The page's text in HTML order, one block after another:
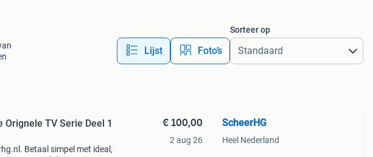
Lijst Foto’s
Sorteer op
Orignele TV Serie Deel 1
Betaal simpel met ideal,
€ 100,00
2 aug 26
ScheerHG
Heel Nederland